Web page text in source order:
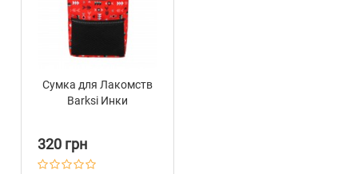
Сумка для Лакомств
Barksi Инки
320 грн